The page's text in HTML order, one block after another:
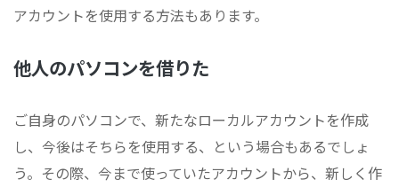
アカウントを使用する方法もあります。
他人のパソコンを借りた
ご自身のパソコンで、新たなローカルアカウントを作成
し、今後はそちらを使用する、という場合もあるでしょ
う。その際、今まで使っていたアカウントから、新しく作